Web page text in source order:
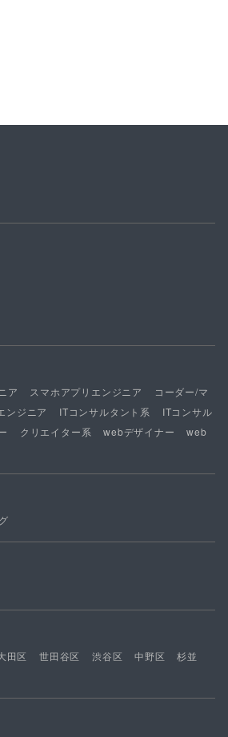
ア スマホアプリエンジニア
コーダー/マ
ンジニア ITコンサルタント系
ITコンサル
クリエイター系 webデザイナー
web
田区 世田谷区 渋谷区 中野区
杉並